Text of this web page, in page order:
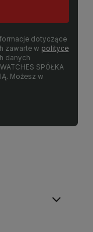
dotyczące
zawarte w polityce
danych
SPÓŁKA
Możesz w